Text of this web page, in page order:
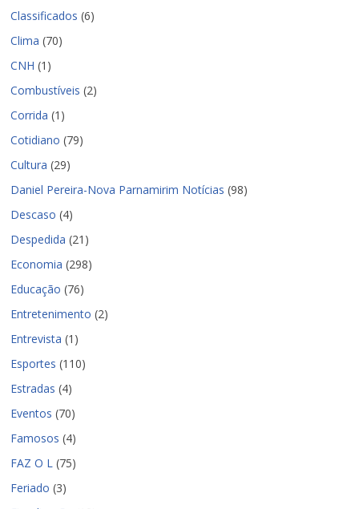
Classificados (6)
Clima (70)
CNH (1)
Combustíveis (2)
Corrida (1)
Cotidiano (79)
Cultura (29)
Daniel Pereira-Nova Parnamirim Notícias (98)
Descaso (4)
Despedida (21)
Economia (298)
Educação (76)
Entretenimento (2)
Entrevista (1)
Esportes (110)
Estradas (4)
Eventos (70)
Famosos (4)
FAZ O L (75)
Feriado (3)